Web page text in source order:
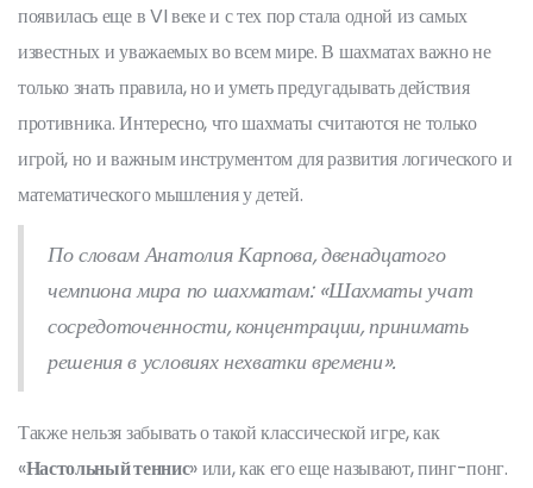
появилась еще в VI веке и с тех пор стала одной из самых
известных и уважаемых во всем мире. В шахматах важно не
только знать правила, но и уметь предугадывать действия
противника. Интересно, что шахматы считаются не только
игрой, но и важным инструментом для развития логического и
математического мышления у детей.
По словам Анатолия Карпова, двенадцатого
чемпиона мира по шахматам: «Шахматы учат
сосредоточенности, концентрации, принимать
решения в условиях нехватки времени».
Также нельзя забывать о такой классической игре, как
«Настольный теннис» или, как его еще называют, пинг-понг.